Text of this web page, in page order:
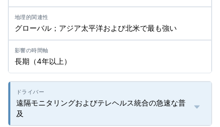
グローバル；アジア太平洋および北米で最も強い
長期（4年以上）
遠隔モニタリングおよびテレヘルス統合の急速な普
及